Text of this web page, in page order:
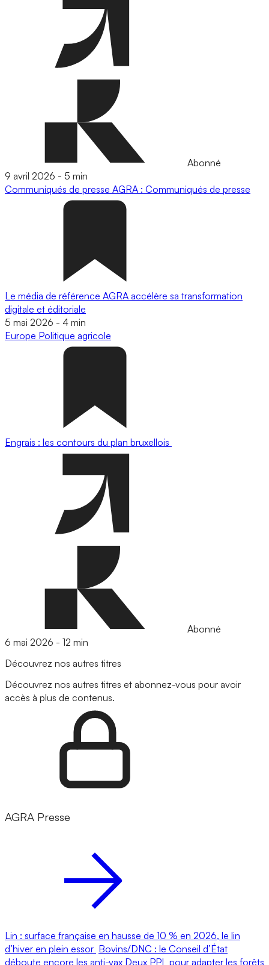
Abonné
9 avril 2026 - 5 min
Communiqués de presse AGRA : Communiqués de presse
Le média de référence AGRA accélère sa transformation
digitale et éditoriale
5 mai 2026 - 4 min
Europe Politique agricole
Engrais : les contours du plan bruxellois
Abonné
6 mai 2026 - 12 min
Découvrez nos autres titres
Découvrez nos autres titres et abonnez-vous pour avoir
accès à plus de contenus.
AGRA Presse
Lin : surface française en hausse de 10 % en 2026, le lin
d’hiver en plein essor Bovins/DNC : le Conseil d’État
déboute encore les anti-vax Deux PPL pour adapter les forêts